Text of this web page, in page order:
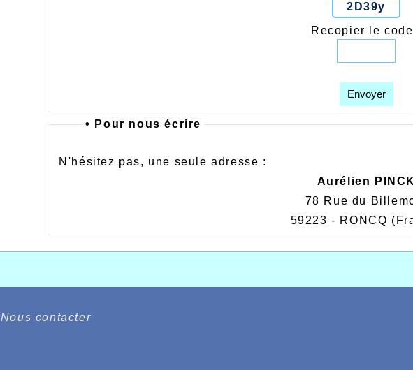
2D39y
Recopier le
Envoyer
• Pour nous écrire
N'hésitez pas, une seule adresse :
Aurélien PINCK
78 Rue du
59223 - RONCQ
Nous contacter